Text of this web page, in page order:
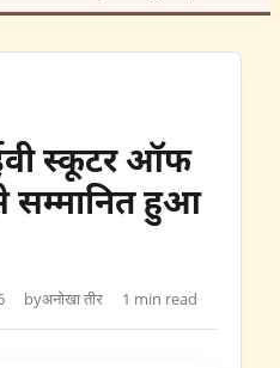
स्कूटर ऑफ
सम्मानित हुआ
byअनोखा तीर 1 min read